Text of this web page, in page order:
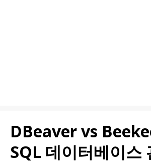
DBeaver vs
SQL 데이터베이스